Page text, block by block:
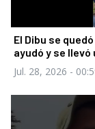
El Dibu se
ayudó y se
Jul. 28, 2026 -